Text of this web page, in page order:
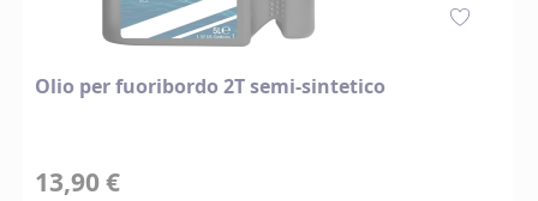
Olio per fuoribordo 2T semi-sintetico
13,90 €